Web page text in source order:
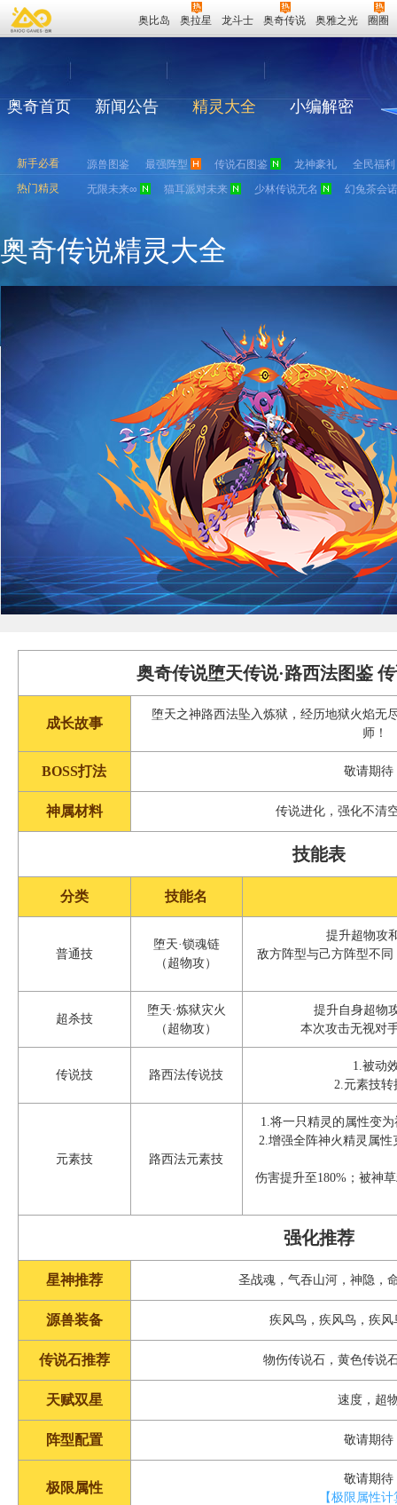
奥比岛 奥拉星 龙斗士 奥奇传说 奥雅之光 圈圈
奥奇首页 新闻公告 精灵大全 小编解密
新手必看 源兽图鉴 最强阵型 传说石图鉴 龙神豪礼
全民福利
热门精灵
无限未来∞ 猫耳派对未来 少林传说无名 幻兔茶会
奥奇传说精灵大全
奥奇传说堕天传说·路西法图鉴
成长故事
堕天之神路西法坠入炼狱，经历地狱火焰无
师！
BOSS打法 敬请期待
神属材料 传说进化，强化不清
技能表
分类 技能名
普通技
堕天·锁魂链
（超物攻）
提升超物攻
敌方阵型与己方阵型不
超杀技
堕天·炼狱灾火
（超物攻）
提升自身超物
本次攻击无视对
传说技 路西法传说技
1.被动
2.元素技转
元素技 路西法元素技
1.将一只精灵的属性变
2.增强全阵神火精灵属
伤害提升至180%；被神
强化推荐
星神推荐 圣战魂，气吞山河，神隐，
源兽装备 疾风鸟，疾风鸟，疾风
传说石推荐 物伤传说石，黄色传说
天赋双星 速度，超
阵型配置 敬请期待
极限属性
敬请期待
【极限属性